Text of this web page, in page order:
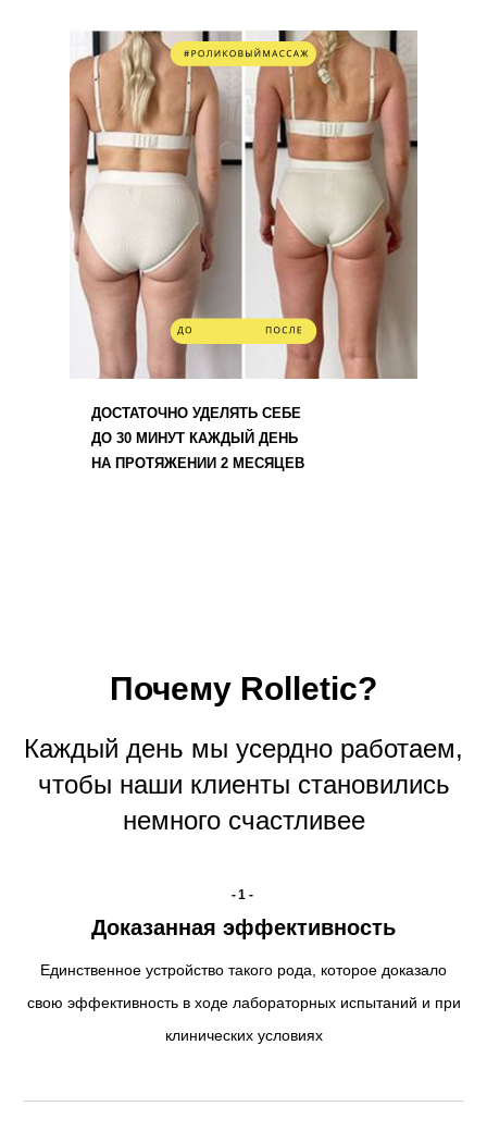
ДОСТАТОЧНО УДЕЛЯТЬ СЕБЕ
ДО 30 МИНУТ КАЖДЫЙ ДЕНЬ
НА ПРОТЯЖЕНИИ 2 МЕСЯЦЕВ
Почему Rolletic?
Каждый день мы усердно работаем,
чтобы наши клиенты становились
немного счастливее
-1-
Доказанная эффективность
Единственное устройство такого рода, которое доказало
свою эффективность в ходе лабораторных испытаний и при
клинических условиях